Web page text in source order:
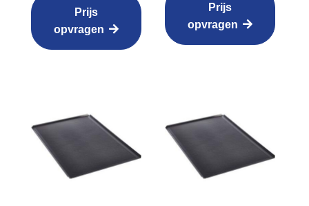
Prijs
opvragen
Prijs
opvragen